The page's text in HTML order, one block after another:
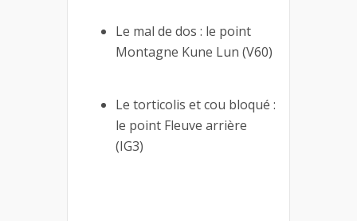
Le mal de dos : le point
Montagne Kune Lun (V60)
Le torticolis et cou bloqué :
le point Fleuve arrière
(IG3)